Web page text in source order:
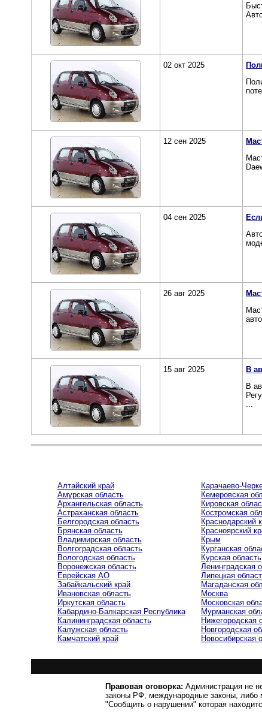
02 окт 2025
12 сен 2025
04 сен 2025
26 авг 2025
15 авг 2025
В
В
Алтайский край
Амурская область
Архангельская область
Астраханская область
Белгородская область
Брянская область
Владимирская область
Волгоградская область
Вологодская область
Воронежская область
Еврейская AO
Забайкальский край
Ивановская область
Иркутская область
Кабардино-Балкарская Республика
Калининградская область
Калужская область
Камчатский край
Карачаево-
Кемеровская
Кировская
Костромская
Краснодарский
Красноярский
Крым
Курганская
Курская область
Ленинградская
Липецкая
Магаданская
Москва
Московская
Мурманская
Нижегородская
Новгородская
Новосибирская
Правовая оговорка: Администрация не
законы РФ, международные законы, либо
"Сообщить о нарушении" которая